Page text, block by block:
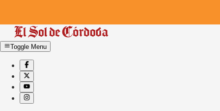
Toggle Menu